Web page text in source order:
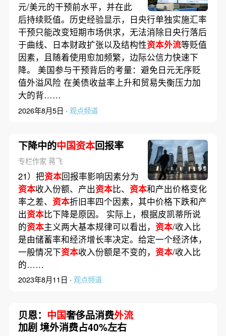
元/美元的干预前水平，并在此
后持续贬值。历史经验显示，日央行单独实施汇率
干预只能改变短期市场供求，无法消除日央行落后
于曲线、日本财政扩张以及结构性资本外流等贬值
因素，且随着使用愈加频繁，边际公信力快速下
降。 美国参与干预背后的考量：避免日元无序贬
值外溢风险 在美债收益率上升和贸易失衡压力加
大的背……
2026年8月5日 · 观点频道
下降中的中国资本回报率
专栏作家 蒋飞
21）把资本回报率影响因素分为
资本收入份额、产出资本比、 资本和产出价格变化
率之差、 资本折旧率四个因素，其中价格下跌和产
出资本比下降是原因。 实际上，根据皮凯蒂所说
的资本主义两大基本规律可以看出， 资本/收入比
是由储蓄率和经济增长率决定。给定一个经济体，
一般情况下资本收入份额是不变的， 资本/收入比
的……
2023年8月11日 · 观点频道
贝恩： 中国奢侈品消费外流
加剧 境外消费占40%左右